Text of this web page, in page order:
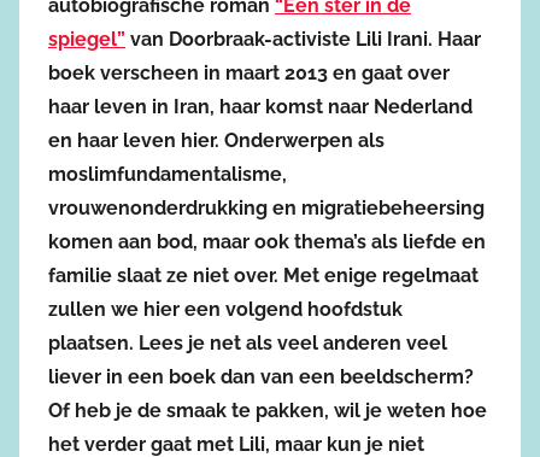
autobiografische roman “Een ster in de
spiegel” van Doorbraak-activiste Lili Irani. Haar
boek verscheen in maart 2013 en gaat over
haar leven in Iran, haar komst naar Nederland
en haar leven hier. Onderwerpen als
moslimfundamentalisme,
vrouwenonderdrukking en migratiebeheersing
komen aan bod, maar ook thema’s als liefde en
familie slaat ze niet over. Met enige regelmaat
zullen we hier een volgend hoofdstuk
plaatsen. Lees je net als veel anderen veel
liever in een boek dan van een beeldscherm?
Of heb je de smaak te pakken, wil je weten hoe
het verder gaat met Lili, maar kun je niet